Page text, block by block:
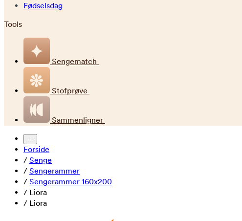
Fødselsdag
Tools
Sengematch
Stofprøve
Sammenligner
...
Forside
/ Senge
/ Sengerammer
/ Sengerammer 160x200
/ Liora
/ Liora